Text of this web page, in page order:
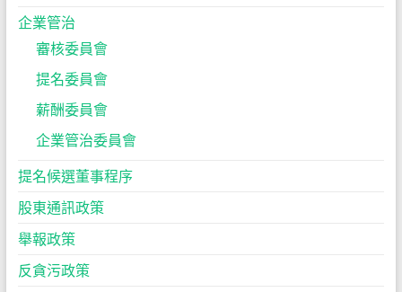
企業管治
審核委員會
提名委員會
薪酬委員會
企業管治委員會
提名候選董事程序
股東通訊政策
舉報政策
反貪污政策